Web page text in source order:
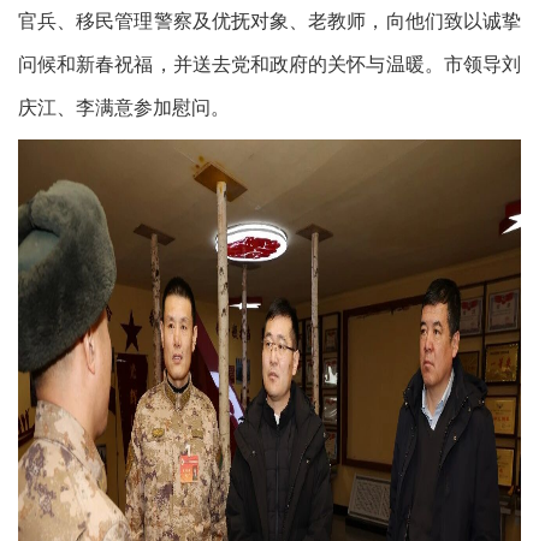
官兵、移民管理警察及优抚对象、老教师，向他们致以诚挚
问候和新春祝福，并送去党和政府的关怀与温暖。市领导刘
庆江、李满意参加慰问。